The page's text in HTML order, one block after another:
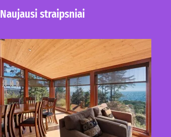
Naujausi straipsniai
Kur nusipirkti medines
žaliuzes Klaipėdoje?
2026-08-01